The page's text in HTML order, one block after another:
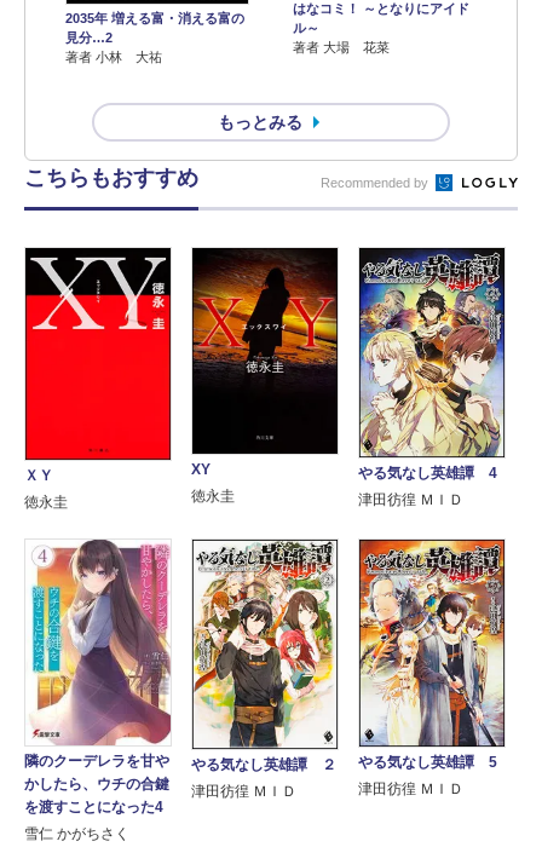
2035年 増える富・消える富の
見分…2
著者 小林 大祐
はなコミ！ ～となりにアイド
ル～
著者 大場 花菜
もっとみる
こちらもおすすめ Recommended by
ＸＹ
徳永圭
XY
徳永圭
やる気なし英雄譚 4
津田彷徨 ＭＩＤ
隣のクーデレラを甘や
かしたら、ウチの合鍵
を渡すことになった4
雪仁 かがちさく
やる気なし英雄譚 ２
津田彷徨 ＭＩＤ
やる気なし英雄譚 5
津田彷徨 ＭＩＤ